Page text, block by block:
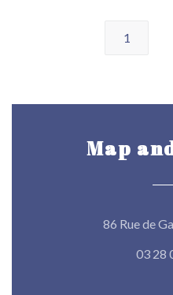
1
Map
86 Rue de
03 28